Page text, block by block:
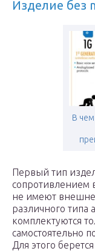
Изделие без
В
Первый тип
сопротивлением
не имеют
различного типа
комплектуются
самостоятельно
Для этого